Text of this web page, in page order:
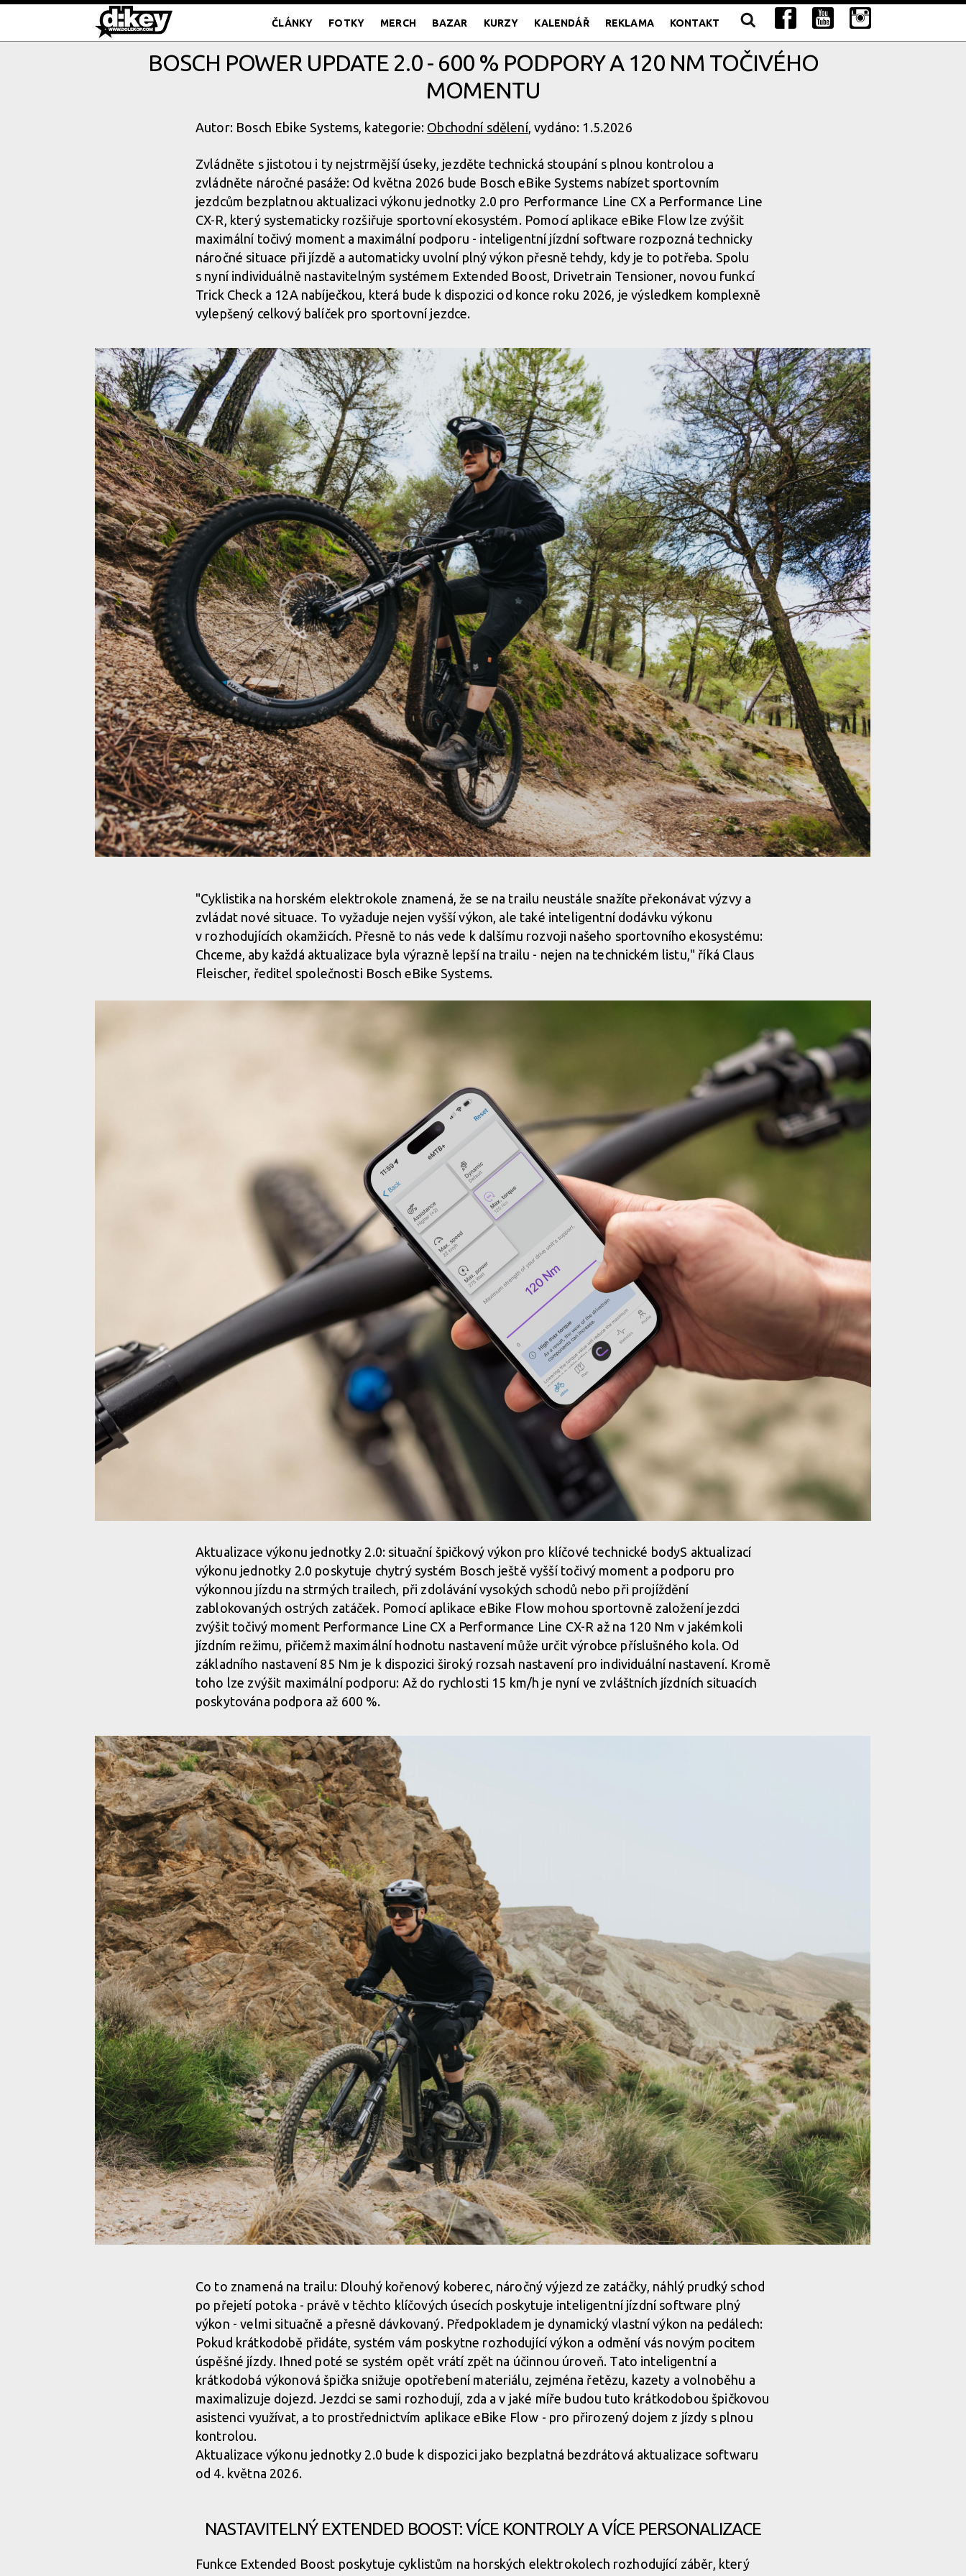
ČLÁNKY FOTKY MERCH BAZAR KURZY KALENDÁŘ REKLAMA KONTAKT
BOSCH POWER UPDATE 2.0 - 600 % PODPORY A 120 NM TOČIVÉHO
MOMENTU
Autor: Bosch Ebike Systems, kategorie: Obchodní sdělení, vydáno: 1.5.2026
Zvládněte s jistotou i ty nejstrmější úseky, jezděte technická stoupání s plnou kontrolou a
zvládněte náročné pasáže: Od května 2026 bude Bosch eBike Systems nabízet sportovním
jezdcům bezplatnou aktualizaci výkonu jednotky 2.0 pro Performance Line CX a Performance Line
CX-R, který systematicky rozšiřuje sportovní ekosystém. Pomocí aplikace eBike Flow lze zvýšit
maximální točivý moment a maximální podporu - inteligentní jízdní software rozpozná technicky
náročné situace při jízdě a automaticky uvolní plný výkon přesně tehdy, kdy je to potřeba. Spolu
s nyní individuálně nastavitelným systémem Extended Boost, Drivetrain Tensioner, novou funkcí
Trick Check a 12A nabíječkou, která bude k dispozici od konce roku 2026, je výsledkem komplexně
vylepšený celkový balíček pro sportovní jezdce.
Bosch Power Update 2.0 - 600 % podpory a 120 Nm točivého momentu
"Cyklistika na horském elektrokole znamená, že se na trailu neustále snažíte překonávat výzvy a
zvládat nové situace. To vyžaduje nejen vyšší výkon, ale také inteligentní dodávku výkonu
v rozhodujících okamžicích. Přesně to nás vede k dalšímu rozvoji našeho sportovního ekosystému:
Chceme, aby každá aktualizace byla výrazně lepší na trailu - nejen na technickém listu," říká Claus
Fleischer, ředitel společnosti Bosch eBike Systems.
Aktualizace výkonu jednotky 2.0: situační špičkový výkon pro klíčové technické bodyS aktualizací
výkonu jednotky 2.0 poskytuje chytrý systém Bosch ještě vyšší točivý moment a podporu pro
výkonnou jízdu na strmých trailech, při zdolávání vysokých schodů nebo při projíždění
zablokovaných ostrých zatáček. Pomocí aplikace eBike Flow mohou sportovně založení jezdci
zvýšit točivý moment Performance Line CX a Performance Line CX-R až na 120 Nm v jakémkoli
jízdním režimu, přičemž maximální hodnotu nastavení může určit výrobce příslušného kola. Od
základního nastavení 85 Nm je k dispozici široký rozsah nastavení pro individuální nastavení. Kromě
toho lze zvýšit maximální podporu: Až do rychlosti 15 km/h je nyní ve zvláštních jízdních situacích
poskytována podpora až 600 %.
Bosch Power Update 2.0 - 600 % podpory a 120 Nm točivého momentu
Co to znamená na trailu: Dlouhý kořenový koberec, náročný výjezd ze zatáčky, náhlý prudký schod
po přejetí potoka - právě v těchto klíčových úsecích poskytuje inteligentní jízdní software plný
výkon - velmi situačně a přesně dávkovaný. Předpokladem je dynamický vlastní výkon na pedálech:
Pokud krátkodobě přidáte, systém vám poskytne rozhodující výkon a odmění vás novým pocitem
úspěšné jízdy. Ihned poté se systém opět vrátí zpět na účinnou úroveň. Tato inteligentní a
krátkodobá výkonová špička snižuje opotřebení materiálu, zejména řetězu, kazety a volnoběhu a
maximalizuje dojezd. Jezdci se sami rozhodují, zda a v jaké míře budou tuto krátkodobou špičkovou
asistenci využívat, a to prostřednictvím aplikace eBike Flow - pro přirozený dojem z jízdy s plnou
kontrolou.
Aktualizace výkonu jednotky 2.0 bude k dispozici jako bezplatná bezdrátová aktualizace softwaru
od 4. května 2026.
NASTAVITELNÝ EXTENDED BOOST: VÍCE KONTROLY A VÍCE PERSONALIZACE
Funkce Extended Boost poskytuje cyklistům na horských elektrokolech rozhodující záběr, který